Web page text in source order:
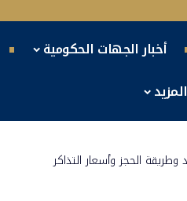
أخبار الجهات الحكومية
المزيد